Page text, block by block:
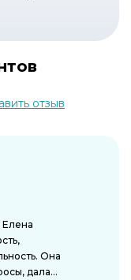
1 500 ₽
отзыв
Елена
Она
дала...